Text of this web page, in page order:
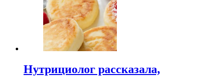
Нутрициолог рассказала,